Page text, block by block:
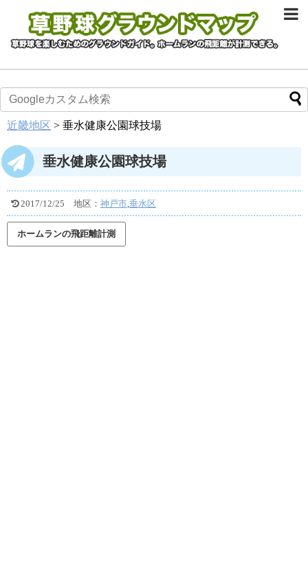
近畿地区 > 垂水健康公園球技場
垂水健康公園球技場
2017/12/25 地区： 神戸市,垂水区